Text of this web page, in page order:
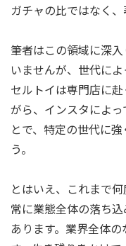
ガチャの比ではなく、
筆者はこの領域に深
いませんが、世代に
セルトイは専門店に
がら、インスタによ
とで、特定の世代に
う。
とはいえ、これまで
常に業態全体の落ち
あります。業界全体